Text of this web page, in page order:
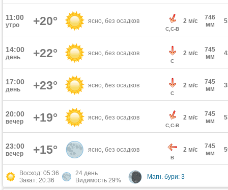
11:00
утро +20° ясно, без осадков
С,С-В
2 м/с
746
мм
14:00
день +22° ясно, без осадков
С
2 м/с
745
мм
17:00
день +23° ясно, без осадков
С
2 м/с
745
мм
20:00
вечер +19° ясно, без осадков
С,С-В
2 м/с
745
мм
23:00
вечер +15° ясно, без осадков
В
2 м/с
745
мм
Восход: 05:36
Закат: 20:36
24 день
Видимость 29%
Магн. бури: 3